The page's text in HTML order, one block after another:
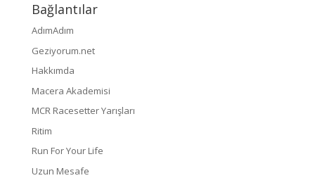
Bağlantılar
AdımAdım
Geziyorum.net
Hakkımda
Macera Akademisi
MCR Racesetter Yarışları
Ritim
Run For Your Life
Uzun Mesafe